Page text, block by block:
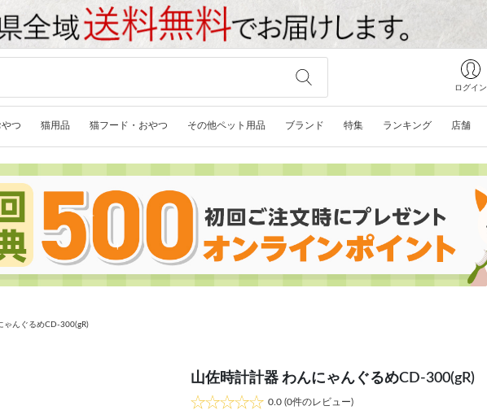
ログイン
つ 猫用品 猫フード・おやつ その他ペット用品 ブランド 特集 ランキング 店舗
ゃんぐるめCD-300(gR)
山佐時計計器 わんにゃんぐるめCD-300(gR)
0.0 (0件のレビュー)